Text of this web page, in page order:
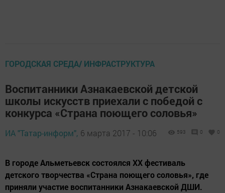
ГОРОДСКАЯ СРЕДА/ ИНФРАСТРУКТУРА
Воспитанники Азнакаевской детской
школы искусств приехали с победой с
конкурса «Страна поющего соловья»
ИА "Татар-информ", 6 марта 2017 - 10:06 593 0 0
В городе Альметьевск состоялся XX фестиваль
детского творчества «Страна поющего соловья», где
приняли участие воспитанники Азнакаевской ДШИ.